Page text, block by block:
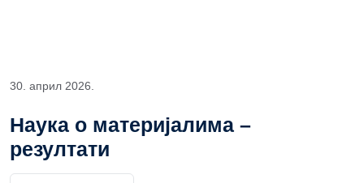
30. април 2026.
Наука о материјалима –
резултати